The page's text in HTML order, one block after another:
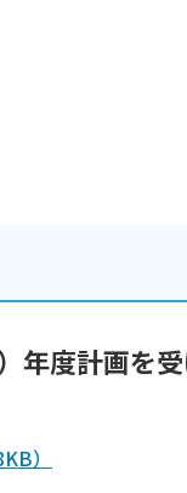
度計画を受
）